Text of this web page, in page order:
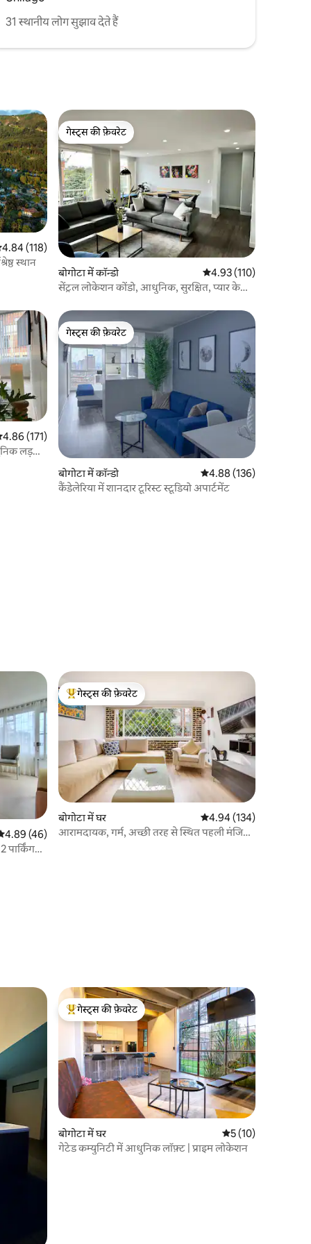
31 स्थानीय लोग सुझाव देते हैं
रेटिंग 5 में से 4.84, 118 समीक्षाएँ
4.84 (118)
बोगोटा में लवली अपार्टमेंट + जिम + सर्वश्रेष्ठ स्थान
गेस्ट्स की फ़ेवरेट
गेस्ट्स की फ़ेवरेट
बोगोटा में कॉन्डो औसत रेटिंग 5 में से 4.93,
4.93 (110)
सेंट्रल लोकेशन कोंडो, आधुनिक, सुरक्षित, प्यार के
रेटिंग 5 में से 4.86, 171 समीक्षाएँ
4.86 (171)
लड़की
गेस्ट्स की फ़ेवरेट
गेस्ट्स की फ़ेवरेट
बोगोटा में कॉन्डो औसत रेटिंग 5 में से 4.88,
4.88 (136)
कैंडेलेरिया में शानदार टूरिस्ट स्टूडियो अपार्टमेंट
रेटिंग 5 में से 4.89, 46 समीक्षाएँ
4.89 (46)
गेस्ट्स का टॉप फ़ेवरेट
गेस्ट्स की फ़ेवरेट
बोगोटा में घर औसत रेटिंग 5 में से 4.94,
4.94 (134)
आरामदायक, गर्म, अच्छी तरह से स्थित पहली मंजिल
गेस्ट्स का टॉप फ़ेवरेट
गेस्ट्स की फ़ेवरेट
बोगोटा में घर औसत रेटिंग 5 में से 5,
5 (10)
गेटेड कम्युनिटी में आधुनिक लॉफ़्ट | प्राइम लोकेशन